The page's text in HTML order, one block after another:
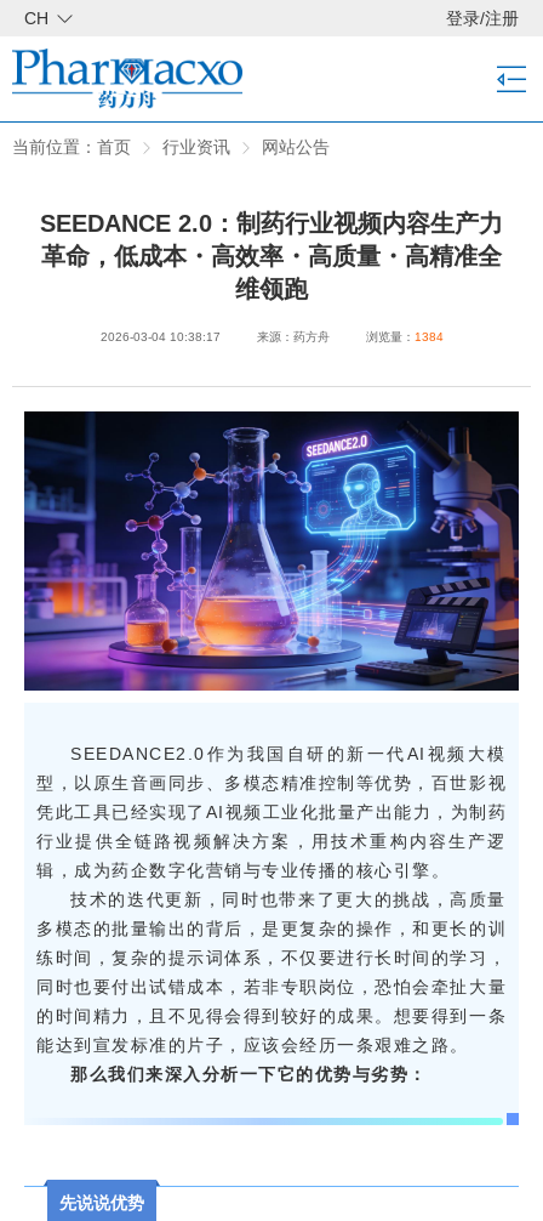
CH 登录/注册
当前位置： 首页 行业资讯 网站公告
Severity: Notice
Message: Undefined property: MY_Loader::$childtitle
Filename: www/news-detail.php
Line Number: 17
Backtrace:
File:
/www/wwwroot/pharmacxo.com/application/views/www/news-
detail.php
Line: 17
Function: _error_handler
/www/wwwroot/pharmacxo.com/application/controllers/
Line: 84
Function: view
File: /www/wwwroot/pharmacxo.com/public_html/index.php
Line: 345
Function: require_once
SEEDANCE 2.0：制药行业视频内容生产力
革命，低成本・高效率・高质量・高精准全
维领跑
2026-03-04 10:38:17 来源：药方舟 浏览量： 1384
SEEDANCE2.0作为我国自研的新一代AI视频大模
型，以原生音画同步、多模态精准控制等优势，百世影视
凭此工具已经实现了AI视频工业化批量产出能力，为制药
行业提供全链路视频解决方案，用技术重构内容生产逻
辑，成为药企数字化营销与专业传播的核心引擎。
技术的迭代更新，同时也带来了更大的挑战，高质量
多模态的批量输出的背后，是更复杂的操作，和更长的训
练时间，复杂的提示词体系，不仅要进行长时间的学习，
同时也要付出试错成本，若非专职岗位，恐怕会牵扯大量
的时间精力，且不见得会得到较好的成果。想要得到一条
能达到宣发标准的片子，应该会经历一条艰难之路。
那么我们来深入分析一下它的优势与劣势：
先说说优势